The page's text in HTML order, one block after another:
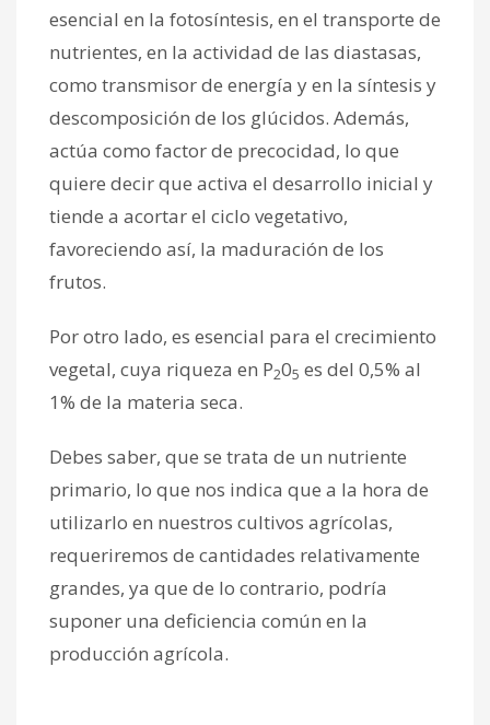
esencial en la fotosíntesis, en el transporte de
nutrientes, en la actividad de las diastasas,
como transmisor de energía y en la síntesis y
descomposición de los glúcidos. Además,
actúa como factor de precocidad, lo que
quiere decir que activa el desarrollo inicial y
tiende a acortar el ciclo vegetativo,
favoreciendo así, la maduración de los
frutos.
Por otro lado, es esencial para el crecimiento
vegetal, cuya riqueza en P205 es del 0,5% al
1% de la materia seca.
Debes saber, que se trata de un nutriente
primario, lo que nos indica que a la hora de
utilizarlo en nuestros cultivos agrícolas,
requeriremos de cantidades relativamente
grandes, ya que de lo contrario, podría
suponer una deficiencia común en la
producción agrícola.